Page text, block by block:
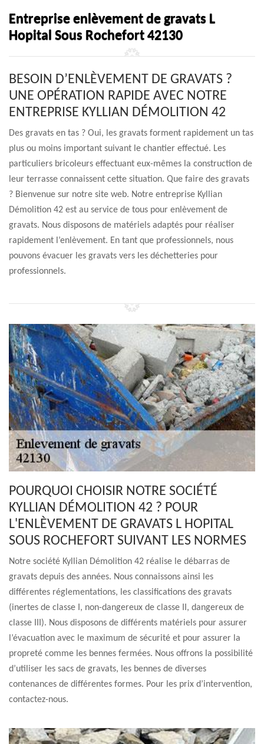
Entreprise enlèvement de gravats L
Hopital Sous Rochefort 42130
BESOIN D’ENLÈVEMENT DE GRAVATS ?
UNE OPÉRATION RAPIDE AVEC NOTRE
ENTREPRISE KYLLIAN DÉMOLITION 42
Des gravats en tas ? Oui, les gravats forment rapidement un tas
plus ou moins important suivant le chantier effectué. Les
particuliers bricoleurs effectuant eux-mêmes la construction de
leur terrasse connaissent cette situation. Que faire des gravats
? Bienvenue sur notre site web. Notre entreprise Kyllian
Démolition 42 est au service de tous pour enlèvement de
gravats. Nous disposons de matériels adaptés pour réaliser
rapidement l’enlèvement. En tant que professionnels, nous
pouvons évacuer les gravats vers les déchetteries pour
professionnels.
POURQUOI CHOISIR NOTRE SOCIÉTÉ
KYLLIAN DÉMOLITION 42 ? POUR
L'ENLÈVEMENT DE GRAVATS L HOPITAL
SOUS ROCHEFORT SUIVANT LES NORMES
Notre société Kyllian Démolition 42 réalise le débarras de
gravats depuis des années. Nous connaissons ainsi les
différentes réglementations, les classifications des gravats
(inertes de classe I, non-dangereux de classe II, dangereux de
classe III). Nous disposons de différents matériels pour assurer
l’évacuation avec le maximum de sécurité et pour assurer la
propreté comme les bennes fermées. Nous offrons la possibilité
d’utiliser les sacs de gravats, les bennes de diverses
contenances de différentes formes. Pour les prix d’intervention,
contactez-nous.